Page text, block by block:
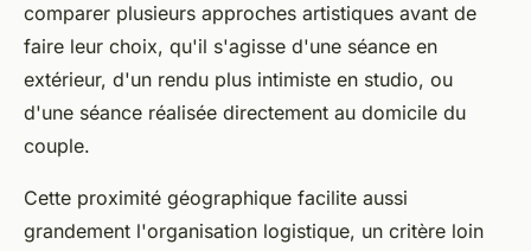
comparer plusieurs approches artistiques avant de
faire leur choix, qu'il s'agisse d'une séance en
extérieur, d'un rendu plus intimiste en studio, ou
d'une séance réalisée directement au domicile du
couple.
Cette proximité géographique facilite aussi
grandement l'organisation logistique, un critère loin